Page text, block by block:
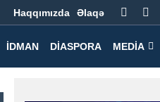
Haqqımızda Əlaqə
İDMAN DIASPORA MEDIA